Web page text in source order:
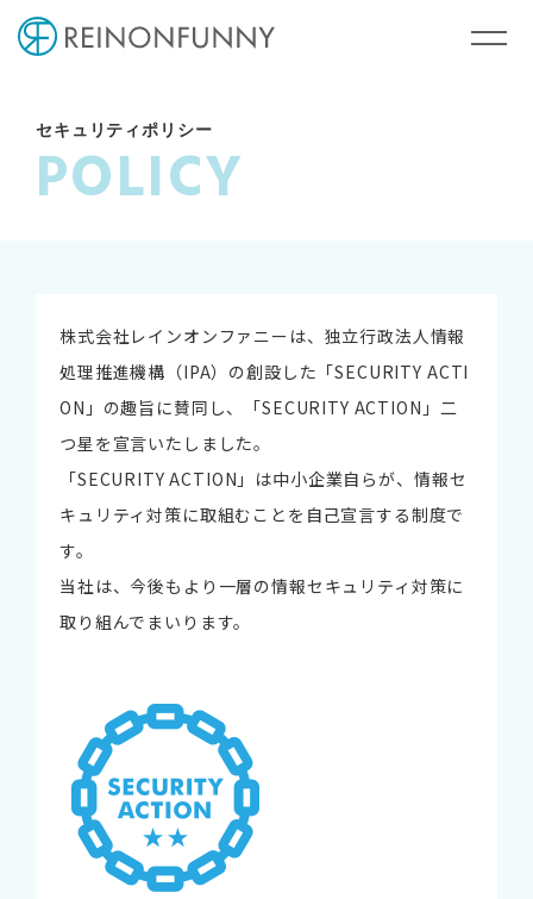
セキュリティポリシー
POLICY
株式会社レインオンファニーは、独立行政法人情報
処理推進機構（IPA）の創設した「SECURITY ACTI
ON」の趣旨に賛同し、「SECURITY ACTION」二
つ星を宣言いたしました。
「SECURITY ACTION」は中小企業自らが、情報セ
キュリティ対策に取組むことを自己宣言する制度で
す。
当社は、今後もより一層の情報セキュリティ対策に
取り組んでまいります。